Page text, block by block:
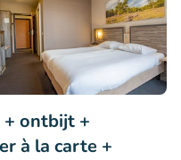
+ ontbijt +
à la carte +